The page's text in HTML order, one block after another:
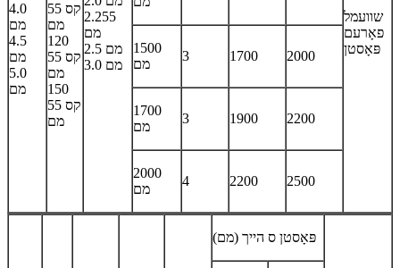
4.0
מם
4.5
מם
5.0
מם
קס 55
מם
120
קס 55
מם
150
קס 55
מם
2.255
מם
2.5 מם
3.0 מם
שוועמל
פאָרעם
פּאָסטן
1500
מם
3 1700 2000
1700
מם
3 1900 2200
2000
מם
4 2200 2500
פּאָסטן ס הייך (מם)